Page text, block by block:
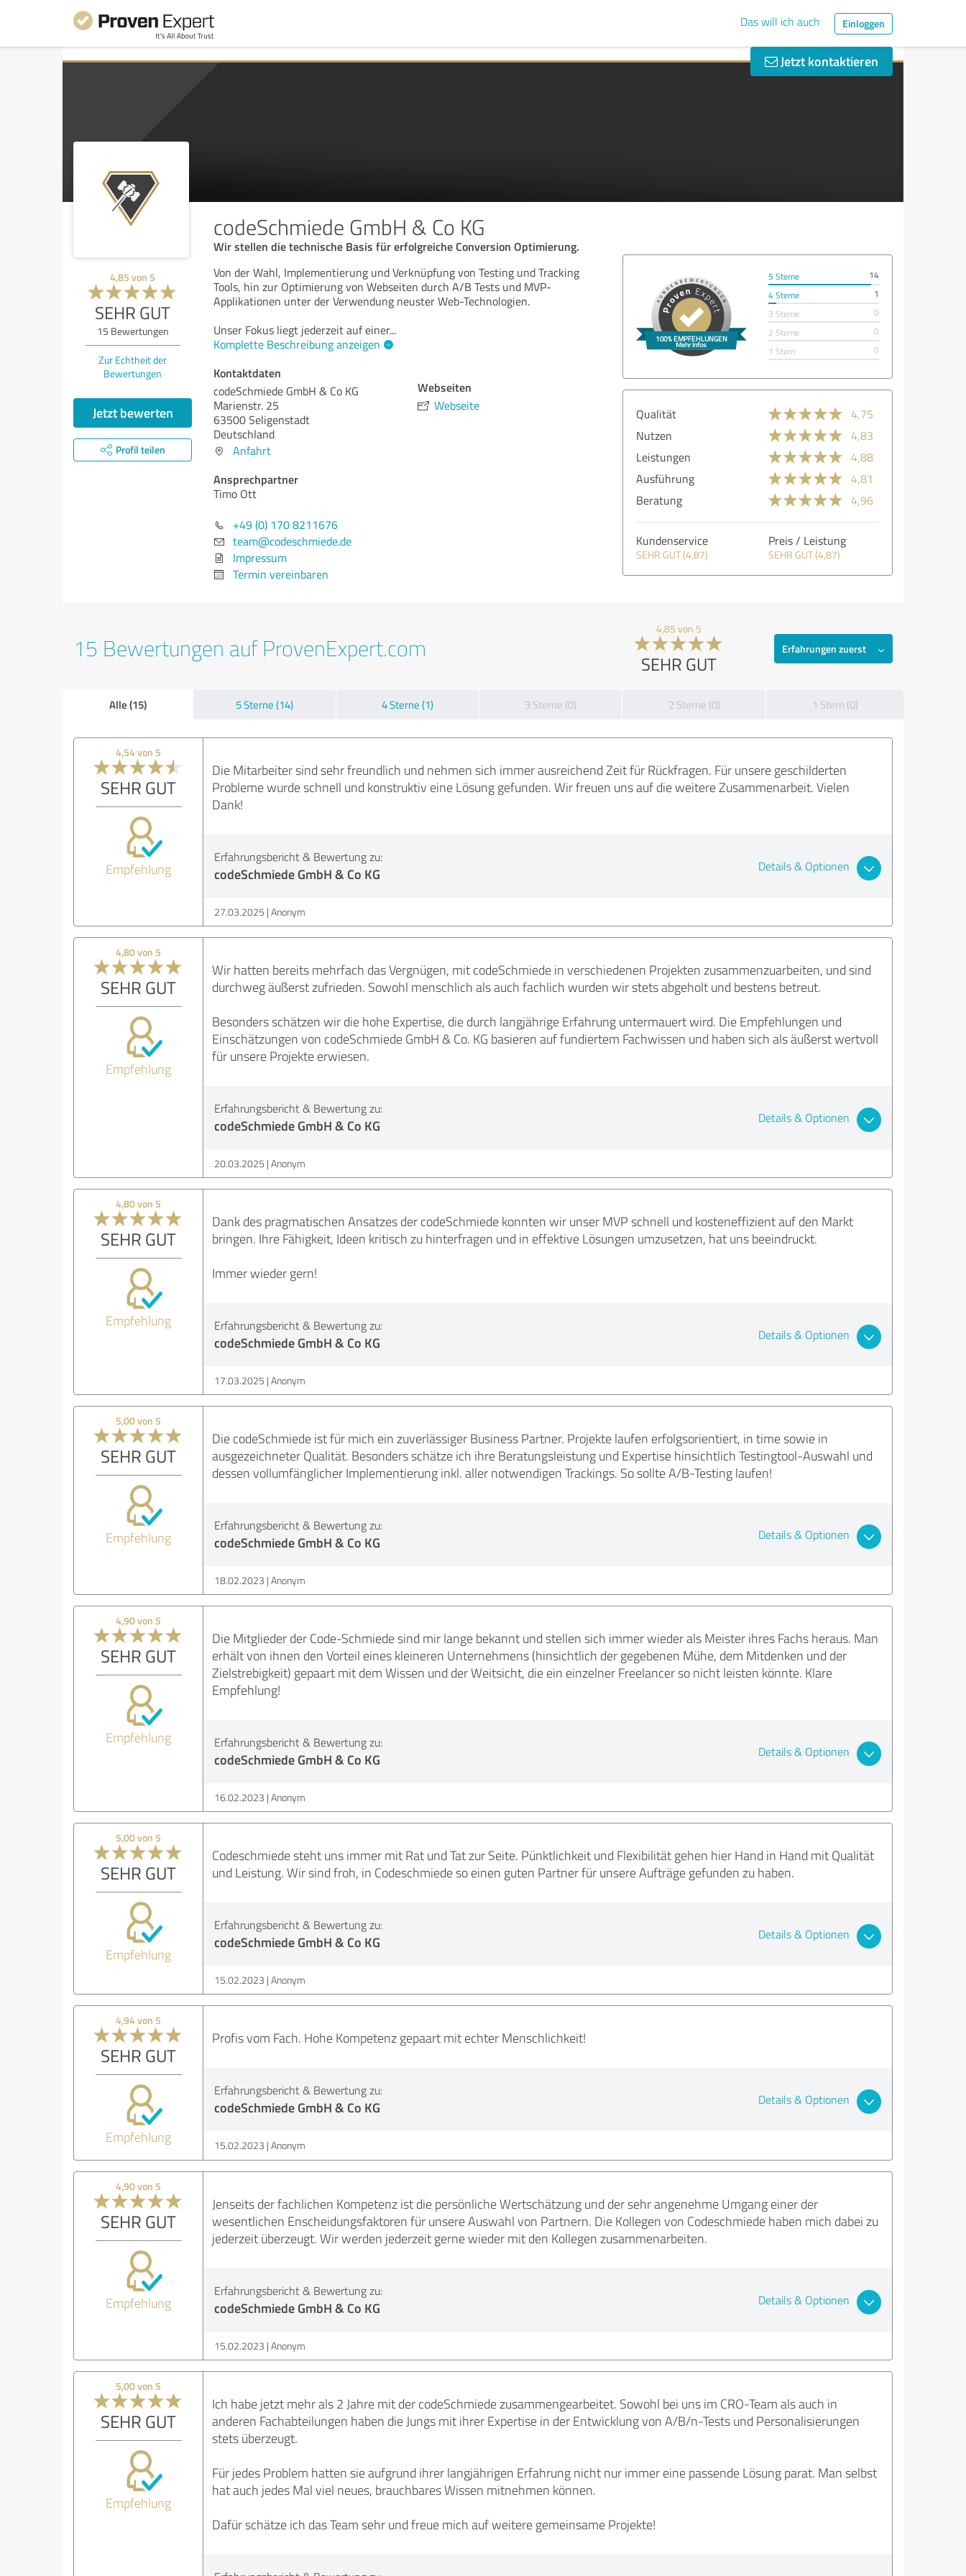
Das will ich auch Einloggen
Jetzt kontaktieren
codeSchmiede GmbH & Co KG
Wir stellen die technische Basis für erfolgreiche Conversion Optimierung.
4,85 von 5
SEHR GUT
15 Bewertungen
Zur Echtheit der
Bewertungen
Jetzt bewerten
Profil teilen
Von der Wahl, Implementierung und Verknüpfung von Testing und Tracking
Tools, hin zur Optimierung von Webseiten durch A/B Tests und MVP-
Applikationen unter der Verwendung neuster Web-Technologien.
Unser Fokus liegt jederzeit auf einer...
Komplette Beschreibung anzeigen
Kontaktdaten
codeSchmiede GmbH & Co KG
Marienstr. 25
63500 Seligenstadt
Deutschland
Anfahrt
Ansprechpartner
Timo Ott
+49 (0) 170 8211676
team@codeschmiede.de
Impressum
Termin vereinbaren
Webseiten
Webseite
5 Sterne
14
4 Sterne
1
3 Sterne
0
2 Sterne
0
1 Stern
0
Qualität
4,75
Nutzen
4,83
Leistungen
4,88
Ausführung
4,81
Beratung
4,96
Kundenservice
SEHR GUT (4,87)
Preis / Leistung
SEHR GUT (4,87)
15 Bewertungen auf ProvenExpert.com
4,85 von 5
SEHR GUT
Erfahrungen zuerst
Alle (15) 5 Sterne (14) 4 Sterne (1) 3 Sterne (0) 2 Sterne (0) 1 Stern (0)
4,54 von 5
SEHR GUT
Empfehlung
Die Mitarbeiter sind sehr freundlich und nehmen sich immer ausreichend Zeit für Rückfragen. Für unsere geschilderten
Probleme wurde schnell und konstruktiv eine Lösung gefunden. Wir freuen uns auf die weitere Zusammenarbeit. Vielen
Dank!
Erfahrungsbericht & Bewertung zu:
codeSchmiede GmbH & Co KG Details & Optionen
27.03.2025 Anonym
4,80 von 5
SEHR GUT
Empfehlung
Wir hatten bereits mehrfach das Vergnügen, mit codeSchmiede in verschiedenen Projekten zusammenzuarbeiten, und sind
durchweg äußerst zufrieden. Sowohl menschlich als auch fachlich wurden wir stets abgeholt und bestens betreut.
Besonders schätzen wir die hohe Expertise, die durch langjährige Erfahrung untermauert wird. Die Empfehlungen und
Einschätzungen von codeSchmiede GmbH & Co. KG basieren auf fundiertem Fachwissen und haben sich als äußerst wertvoll
für unsere Projekte erwiesen.
Erfahrungsbericht & Bewertung zu:
codeSchmiede GmbH & Co KG Details & Optionen
20.03.2025 Anonym
4,80 von 5
SEHR GUT
Empfehlung
Dank des pragmatischen Ansatzes der codeSchmiede konnten wir unser MVP schnell und kosteneffizient auf den Markt
bringen. Ihre Fähigkeit, Ideen kritisch zu hinterfragen und in effektive Lösungen umzusetzen, hat uns beeindruckt.
Immer wieder gern!
Erfahrungsbericht & Bewertung zu:
codeSchmiede GmbH & Co KG Details & Optionen
17.03.2025 Anonym
5,00 von 5
SEHR GUT
Empfehlung
Die codeSchmiede ist für mich ein zuverlässiger Business Partner. Projekte laufen erfolgsorientiert, in time sowie in
ausgezeichneter Qualität. Besonders schätze ich ihre Beratungsleistung und Expertise hinsichtlich Testingtool-Auswahl und
dessen vollumfänglicher Implementierung inkl. aller notwendigen Trackings. So sollte A/B-Testing laufen!
Erfahrungsbericht & Bewertung zu:
codeSchmiede GmbH & Co KG Details & Optionen
18.02.2023 Anonym
4,90 von 5
SEHR GUT
Empfehlung
Die Mitglieder der Code-Schmiede sind mir lange bekannt und stellen sich immer wieder als Meister ihres Fachs heraus. Man
erhält von ihnen den Vorteil eines kleineren Unternehmens (hinsichtlich der gegebenen Mühe, dem Mitdenken und der
Zielstrebigkeit) gepaart mit dem Wissen und der Weitsicht, die ein einzelner Freelancer so nicht leisten könnte. Klare
Empfehlung!
Erfahrungsbericht & Bewertung zu:
codeSchmiede GmbH & Co KG Details & Optionen
16.02.2023 Anonym
5,00 von 5
SEHR GUT
Empfehlung
Codeschmiede steht uns immer mit Rat und Tat zur Seite. Pünktlichkeit und Flexibilität gehen hier Hand in Hand mit Qualität
und Leistung. Wir sind froh, in Codeschmiede so einen guten Partner für unsere Aufträge gefunden zu haben.
Erfahrungsbericht & Bewertung zu:
codeSchmiede GmbH & Co KG Details & Optionen
15.02.2023 Anonym
4,94 von 5
SEHR GUT
Empfehlung
Profis vom Fach. Hohe Kompetenz gepaart mit echter Menschlichkeit!
Erfahrungsbericht & Bewertung zu:
codeSchmiede GmbH & Co KG Details & Optionen
15.02.2023 Anonym
4,90 von 5
SEHR GUT
Empfehlung
Jenseits der fachlichen Kompetenz ist die persönliche Wertschätzung und der sehr angenehme Umgang einer der
wesentlichen Enscheidungsfaktoren für unsere Auswahl von Partnern. Die Kollegen von Codeschmiede haben mich dabei zu
jederzeit überzeugt. Wir werden jederzeit gerne wieder mit den Kollegen zusammenarbeiten.
Erfahrungsbericht & Bewertung zu:
codeSchmiede GmbH & Co KG Details & Optionen
15.02.2023 Anonym
5,00 von 5
SEHR GUT
Empfehlung
Ich habe jetzt mehr als 2 Jahre mit der codeSchmiede zusammengearbeitet. Sowohl bei uns im CRO-Team als auch in
anderen Fachabteilungen haben die Jungs mit ihrer Expertise in der Entwicklung von A/B/n-Tests und Personalisierungen
stets überzeugt.
Für jedes Problem hatten sie aufgrund ihrer langjährigen Erfahrung nicht nur immer eine passende Lösung parat. Man selbst
hat auch jedes Mal viel neues, brauchbares Wissen mitnehmen können.
Dafür schätze ich das Team sehr und freue mich auf weitere gemeinsame Projekte!